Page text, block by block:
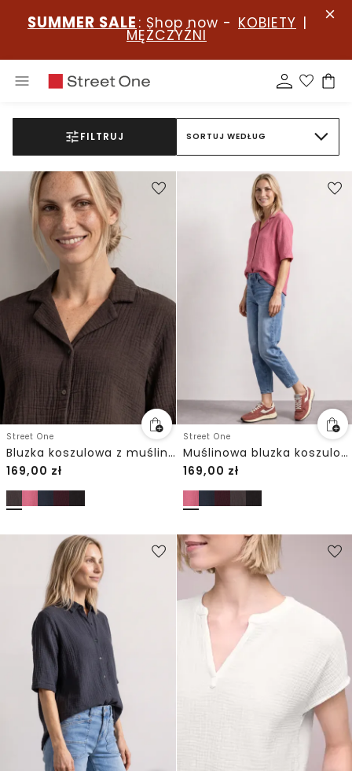
SUMMER SALE : Shop now - KOBIETY |
MĘŻCZYŹNI
FILTRUJ SORTUJ WEDŁUG
Street One
Bluzka koszulowa z muślinu z kołnierzykiem typu „bowling”
169,00 zł
Street One
Muślinowa bluzka koszulowa z kołnierzykiem typu „bowling”
169,00 zł